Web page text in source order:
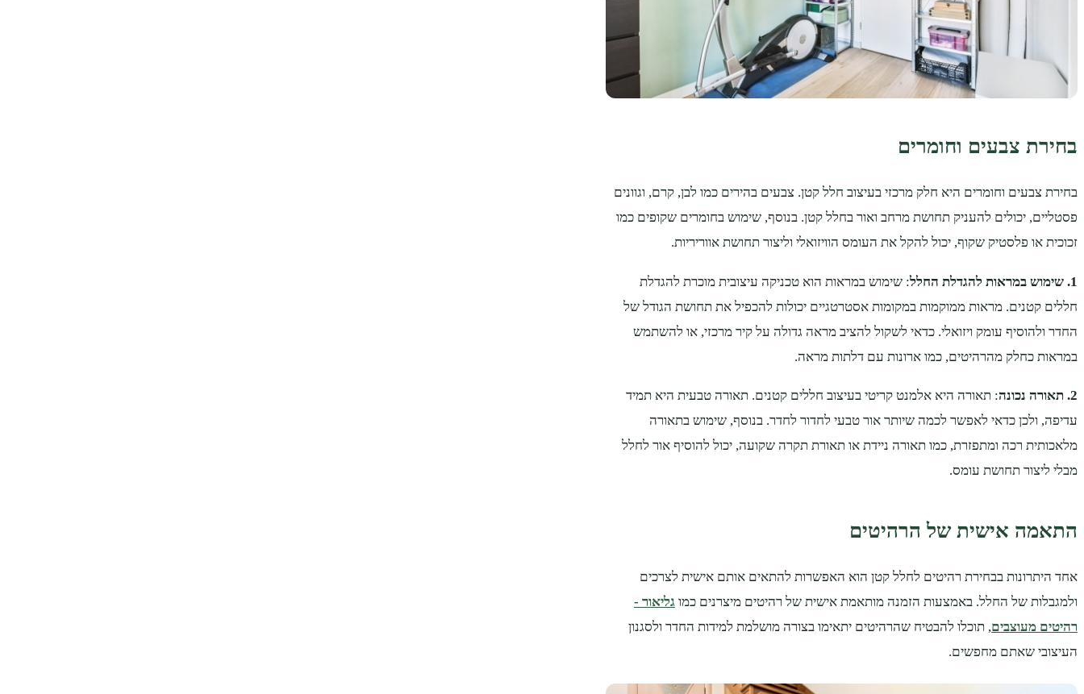
בחירת צבעים וחומרים
בחירת צבעים וחומרים היא חלק מרכזי בעיצוב חלל קטן. צבעים בהירים כמו לבן, קרם, וגוונים
פסטליים, יכולים להעניק תחושת מרחב ואור בחלל קטן. בנוסף, שימוש בחומרים שקופים כמו
זכוכית או פלסטיק שקוף, יכול להקל את העומס הוויזואלי וליצור תחושת אווריריות.
1. שימוש במראות להגדלת החלל
: שימוש במראות הוא טכניקה עיצובית מוכרת להגדלת
חללים קטנים. מראות ממוקמות במקומות אסטרטגיים יכולות להכפיל את תחושת הגודל של
החדר ולהוסיף עומק ויזואלי. כדאי לשקול להציב מראה גדולה על קיר מרכזי, או להשתמש
במראות כחלק מהרהיטים, כמו ארונות עם דלתות מראה.
2. תאורה נכונה
: תאורה היא אלמנט קריטי בעיצוב חללים קטנים. תאורה טבעית היא תמיד
עדיפה, ולכן כדאי לאפשר לכמה שיותר אור טבעי לחדור לחדר. בנוסף, שימוש בתאורה
מלאכותית רכה ומתפזרת, כמו תאורה ניידת או תאורת תקרה שקועה, יכול להוסיף אור לחלל
מבלי ליצור תחושת עומס.
התאמה אישית של הרהיטים
אחד היתרונות בבחירת רהיטים לחלל קטן הוא האפשרות להתאים אותם אישית לצרכים
ולמגבלות של החלל. באמצעות הזמנה מותאמת אישית של רהיטים מיצרנים כמו גליאור -
רהיטים מעוצבים, תוכלו להבטיח שהרהיטים יתאימו בצורה מושלמת למידות החדר ולסגנון
העיצובי שאתם מחפשים.